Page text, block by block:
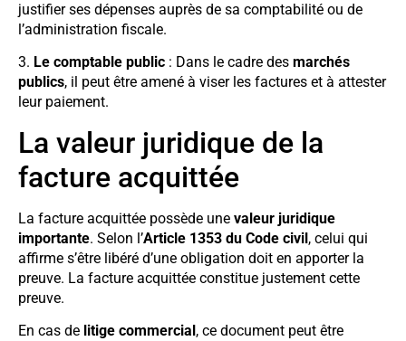
justifier ses dépenses auprès de sa comptabilité ou de
l’administration fiscale.
3. Le comptable public : Dans le cadre des marchés
publics, il peut être amené à viser les factures et à attester
leur paiement.
La valeur juridique de la
facture acquittée
La facture acquittée possède une valeur juridique
importante. Selon l’Article 1353 du Code civil, celui qui
affirme s’être libéré d’une obligation doit en apporter la
preuve. La facture acquittée constitue justement cette
preuve.
En cas de litige commercial , ce document peut être